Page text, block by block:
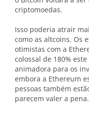
criptomoedas.
Isso poderia atrair
como as altcoins. Os
otimistas com a
colossal de 180%
animadora para os
embora a Ethereum
pessoas também
parecem valer a pena.